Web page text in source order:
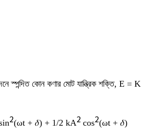
স্পন্দিত কোন কণার মোট যান্ত্রিক শক্তি, E = K
2(ωt + 𝛿) + 1/2 kA2 cos2(ωt + 𝛿)